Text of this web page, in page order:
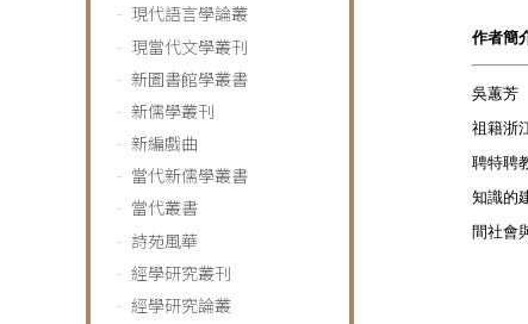
現代語言學論叢
現當代文學叢刊
新圖書館學叢書
新儒學叢刊
新編戲曲
當代新儒學叢書
當代叢書
詩苑風華
經學研究叢刊
經學研究論叢
作者簡
吳蕙芳
祖籍浙
聘特聘
知識的
間社會